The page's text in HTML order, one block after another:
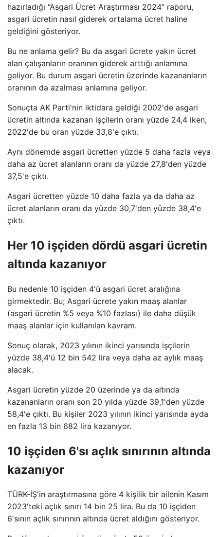
hazırladığı “Asgari Ücret Araştırması 2024” raporu,
asgari ücretin nasıl giderek ortalama ücret haline
geldiğini gösteriyor.
Bu ne anlama gelir? Bu da asgari ücrete yakın ücret
alan çalışanların oranının giderek arttığı anlamına
geliyor. Bu durum asgari ücretin üzerinde kazananların
oranının da azalması anlamına geliyor.
Sonuçta AK Parti'nin iktidara geldiği 2002'de asgari
ücretin altında kazanan işçilerin oranı yüzde 24,4 iken,
2022'de bu oran yüzde 33,8'e çıktı.
Aynı dönemde asgari ücretten yüzde 5 daha fazla veya
daha az ücret alanların oranı da yüzde 27,8'den yüzde
37,5'e çıktı.
Asgari ücretten yüzde 10 daha fazla ya da daha az
ücret alanların oranı da yüzde 30,7'den yüzde 38,4'e
çıktı.
Her 10 işçiden dördü asgari ücretin
altında kazanıyor
Bu nedenle 10 işçiden 4'ü asgari ücret aralığına
girmektedir. Bu; Asgari ücrete yakın maaş alanlar
(asgari ücretin %5 veya %10 fazlası) ile daha düşük
maaş alanlar için kullanılan kavram.
Sonuç olarak, 2023 yılının ikinci yarısında işçilerin
yüzde 38,4'ü 12 bin 542 lira veya daha az aylık maaş
alacak.
Asgari ücretin yüzde 20 üzerinde ya da altında
kazananların oranı son 20 yılda yüzde 39,1'den yüzde
58,4'e çıktı. Bu kişiler 2023 yılının ikinci yarısında ayda
en fazla 13 bin 682 lira kazanıyor.
10 işçiden 6'sı açlık sınırının altında
kazanıyor
TÜRK-İŞ'in araştırmasına göre 4 kişilik bir ailenin Kasım
2023'teki açlık sınırı 14 bin 25 lira. Bu da 10 işçiden
6'sının açlık sınırının altında ücret aldığını gösteriyor.